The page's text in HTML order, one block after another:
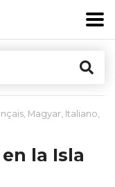
, Magyar, Italiano,
la Isla